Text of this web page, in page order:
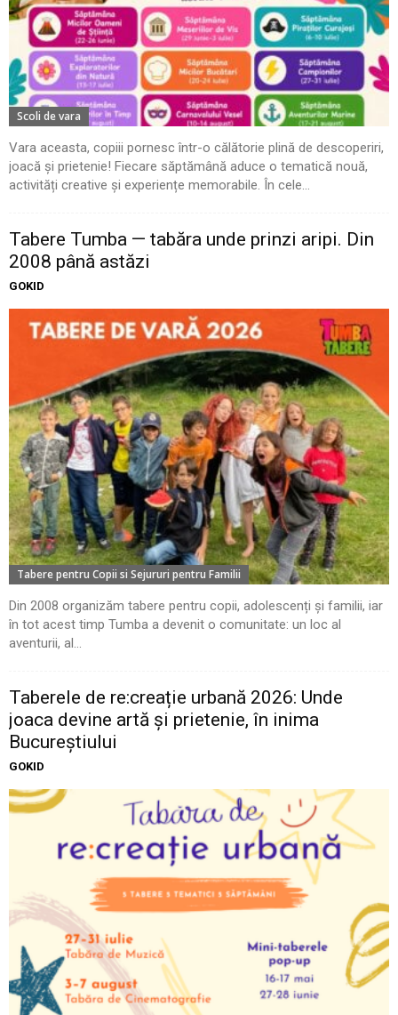
Scoli de vara
Vara aceasta, copiii pornesc într-o călătorie plină de descoperiri,
joacă și prietenie! Fiecare săptămână aduce o tematică nouă,
activități creative și experiențe memorabile. În cele...
Tabere Tumba — tabăra unde prinzi aripi. Din
2008 până astăzi
GOKID
Tabere pentru Copii si Sejururi pentru Familii
Din 2008 organizăm tabere pentru copii, adolescenți și familii, iar
în tot acest timp Tumba a devenit o comunitate: un loc al
aventurii, al...
Taberele de re:creație urbană 2026: Unde
joaca devine artă și prietenie, în inima
Bucureștiului
GOKID